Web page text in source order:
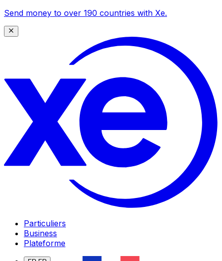
Send money to over 190 countries with Xe.
Particuliers
Business
Plateforme